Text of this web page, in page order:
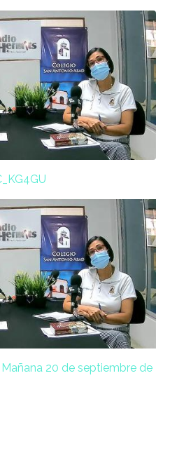
20 de septiembre de